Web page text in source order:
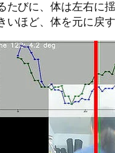
たびに、体は左右に揺
いほど、体を元に戻